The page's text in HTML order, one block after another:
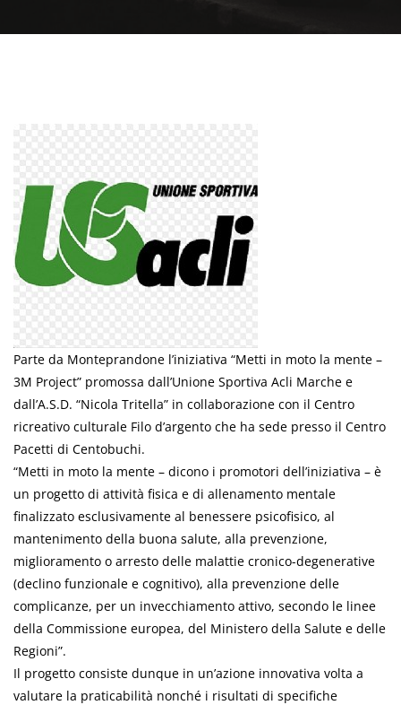
Parte da Monteprandone l’iniziativa “Metti in moto la mente –
3M Project” promossa dall’Unione Sportiva Acli Marche e
dall’A.S.D. “Nicola Tritella” in collaborazione con il Centro
ricreativo culturale Filo d’argento che ha sede presso il Centro
Pacetti di Centobuchi.
“Metti in moto la mente – dicono i promotori dell’iniziativa – è
un progetto di attività fisica e di allenamento mentale
finalizzato esclusivamente al benessere psicofisico, al
mantenimento della buona salute, alla prevenzione,
miglioramento o arresto delle malattie cronico-degenerative
(declino funzionale e cognitivo), alla prevenzione delle
complicanze, per un invecchiamento attivo, secondo le linee
della Commissione europea, del Ministero della Salute e delle
Regioni”.
Il progetto consiste dunque in un’azione innovativa volta a
valutare la praticabilità nonché i risultati di specifiche